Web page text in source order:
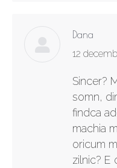
Dana
says:
12
Sincer?
somn,
findca
machia
oricum
zilnic? E